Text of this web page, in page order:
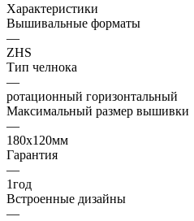
Характеристики
Вышивальные форматы
—
ZHS
Тип челнока
—
ротационный горизонтальный
Максимальный размер вышивки
—
180х120мм
Гарантия
—
1год
Встроенные дизайны
—